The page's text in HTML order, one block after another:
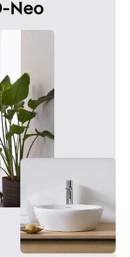
Neo